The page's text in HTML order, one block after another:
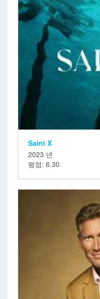
Saint X
2023 년
평점: 6.30